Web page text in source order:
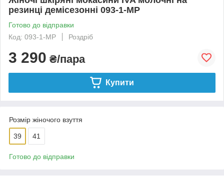
резинці демісезонні 093-1-MP
Готово до відправки
Код: 093-1-MP
Роздріб
3 290 ₴/пара
Купити
Розмір жіночого взуття
39 41
Готово до відправки